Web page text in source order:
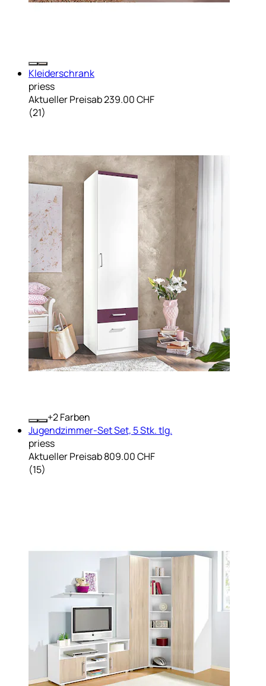
Kleiderschrank
priess
Aktueller Preisab239.00 CHF
(21)
+ Farben
Jugendzimmer-Set Set, 5 Stk. tlg.
priess
Aktueller Preisab809.00 CHF
(15)